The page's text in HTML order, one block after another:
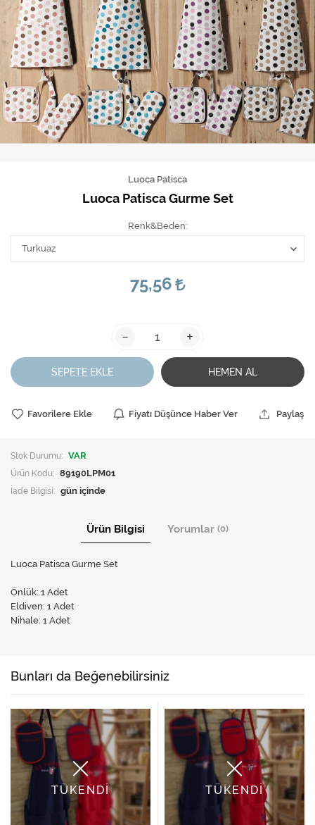
Luoca Patisca
Luoca Patisca Gurme Set
Renk&Beden
75,56
- +
SEPETE EKLE HEMEN AL
Favorilere Ekle Fiyatı Düşünce Haber Ver Paylaş
Stok Durumu: VAR
Ürün Kodu: 89190LPM01
İade Bilgisi:
Ürün Bilgisi Yorumlar (0)
Luoca Patisca Gurme Set
Önlük: 1 Adet
Eldiven: 1 Adet
Nihale: 1 Adet
Bunları da Beğenebilirsiniz
TÜKENDİ TÜKENDİ